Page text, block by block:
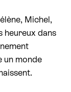
Michel,
heureux dans
un monde